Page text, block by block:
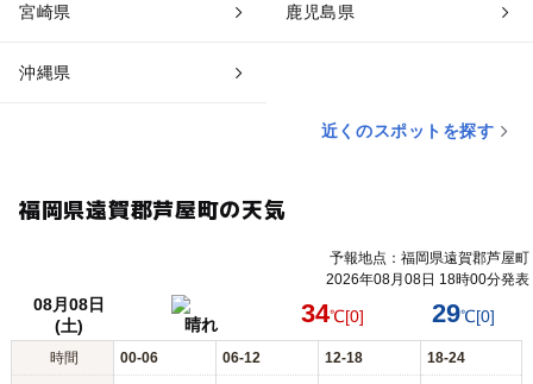
宮崎県 鹿児島県
沖縄県
近くのスポットを探す
福岡県遠賀郡芦屋町の天気
予報地点：福岡県遠賀郡芦屋町
2026年08月08日 18時00分発表
08月08日
(土)
晴れ 34℃[0] 29℃[0]
時間 00-06 06-12 12-18 18-24